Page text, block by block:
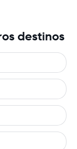
destinos